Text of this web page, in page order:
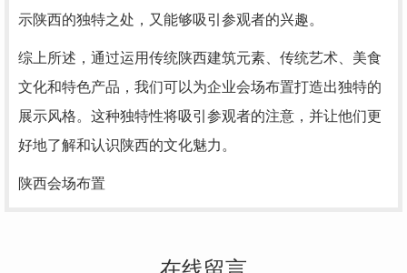
示陕西的独特之处，又能够吸引参观者的兴趣。
综上所述，通过运用传统陕西建筑元素、传统艺术、美食
文化和特色产品，我们可以为企业会场布置打造出独特的
展示风格。这种独特性将吸引参观者的注意，并让他们更
好地了解和认识陕西的文化魅力。
陕西会场布置